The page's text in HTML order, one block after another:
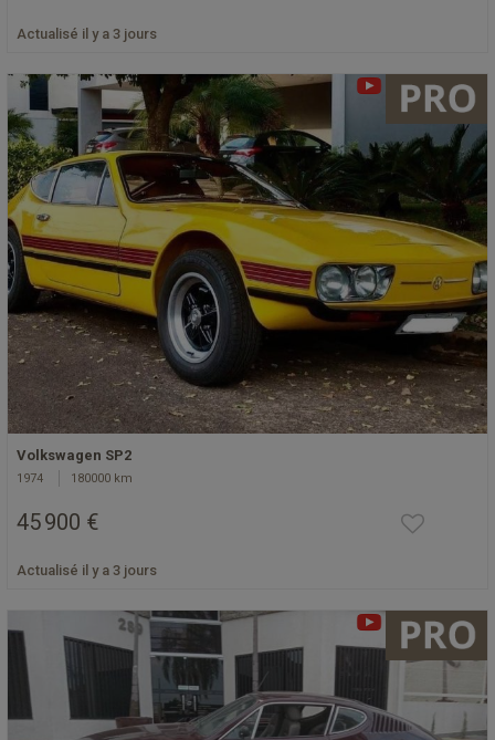
Actualisé il y a 3 jours
Volkswagen SP2
1974 180000 km
45 900 €
Actualisé il y a 3 jours